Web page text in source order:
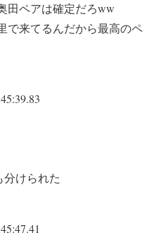
田ペアは確定だろww
で来てるんだから最高のペ
けられた